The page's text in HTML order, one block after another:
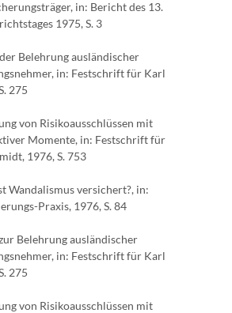
in: Bericht des 13.
1975, S. 3
Belehrung ausländischer
in: Festschrift für Karl
275
von Risikoausschlüssen mit
Momente, in: Festschrift für
1976, S. 753
Wandalismus versichert?, in:
Praxis, 1976, S. 84
Belehrung ausländischer
in: Festschrift für Karl
275
von Risikoausschlüssen mit